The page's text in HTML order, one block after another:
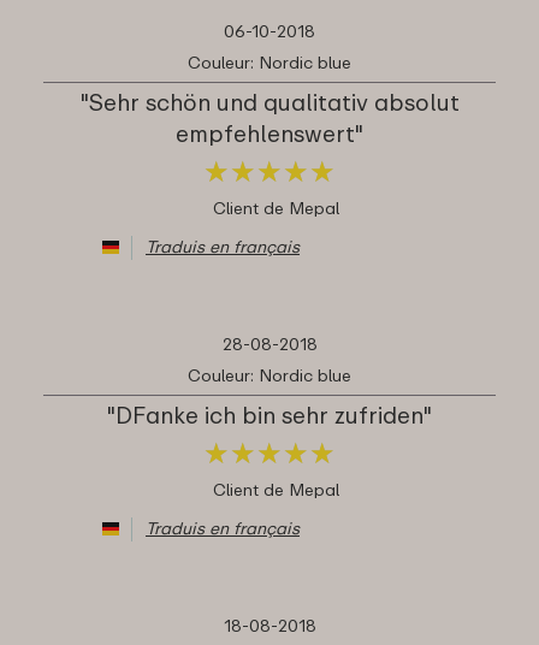
06-10-2018
Couleur: Nordic blue
"Sehr schön und qualitativ absolut
empfehlenswert"
★★★★★
★★★★★
Client de Mepal
Traduis en français
28-08-2018
Couleur: Nordic blue
"DFanke ich bin sehr zufriden"
★★★★★
★★★★★
Client de Mepal
Traduis en français
18-08-2018